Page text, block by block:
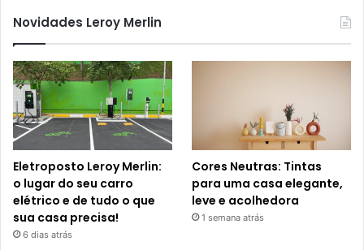
Novidades Leroy Merlin
Eletroposto Leroy Merlin:
o lugar do seu carro
elétrico e de tudo o que
sua casa precisa!
6 dias atrás
Cores Neutras: Tintas
para uma casa elegante,
leve e acolhedora
1 semana atrás